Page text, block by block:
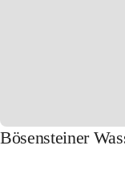
Bösensteiner